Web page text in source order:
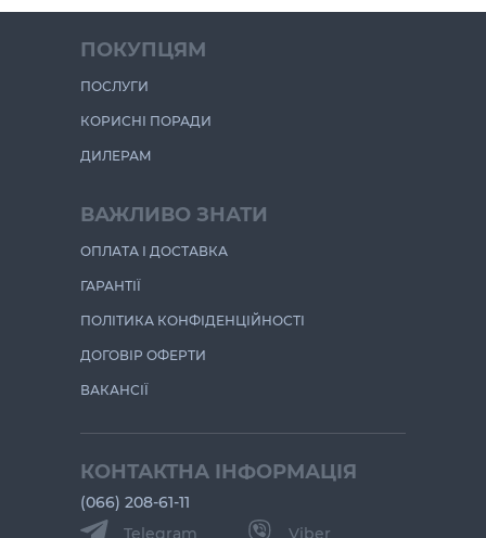
ПОКУПЦЯМ
ПОСЛУГИ
КОРИСНІ ПОРАДИ
ДИЛЕРАМ
ВАЖЛИВО ЗНАТИ
ОПЛАТА І ДОСТАВКА
ГАРАНТІЇ
ПОЛІТИКА КОНФІДЕНЦІЙНОСТІ
ДОГОВІР ОФЕРТИ
ВАКАНСІЇ
КОНТАКТНА ІНФОРМАЦІЯ
(066) 208-61-11
Telegram
Viber